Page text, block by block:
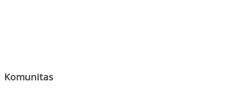
Komunitas